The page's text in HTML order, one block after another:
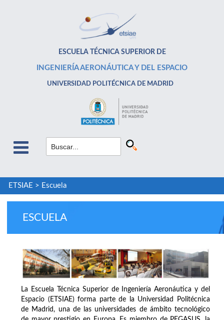
ESCUELA TÉCNICA SUPERIOR DE
INGENIERÍA AERONÁUTICA Y DEL ESPACIO
UNIVERSIDAD POLITÉCNICA DE MADRID
ETSIAE > Escuela
ESCUELA
La Escuela Técnica Superior de Ingeniería Aeronáutica y del
Espacio (ETSIAE) forma parte de la Universidad Politécnica
de Madrid, una de las universidades de ámbito tecnológico